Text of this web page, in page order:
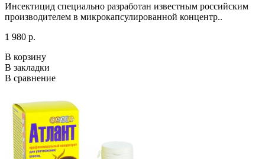
Инсектицид специально разработан известным российским
производителем в микрокапсулированной концентр..
1 980 р.
В корзину
В закладки
В сравнение